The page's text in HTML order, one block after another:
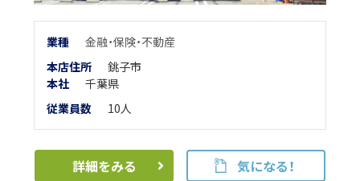
業種
金融・保険・不動産
本店住所
銚子市
本社
千葉県
従業員数
10人
詳細をみる 気になる！